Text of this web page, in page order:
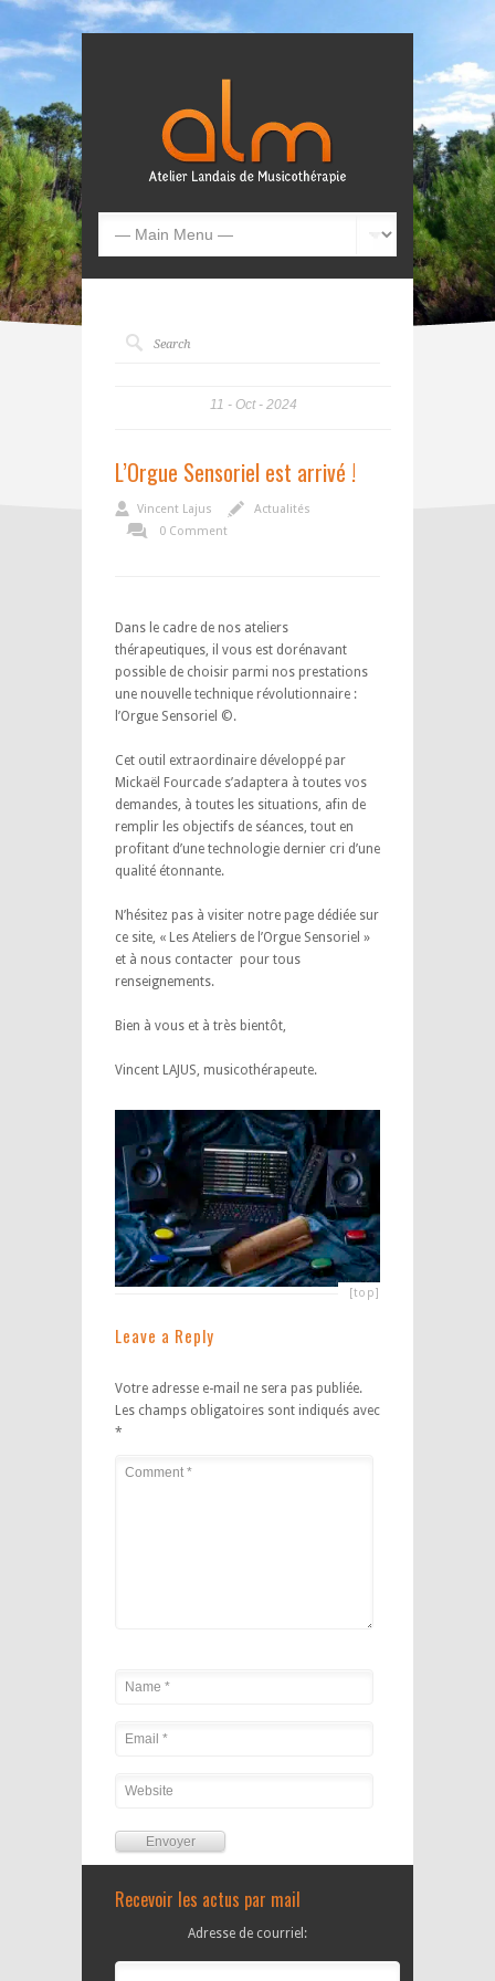
11 Oct 2024
L’Orgue Sensoriel est arrivé !
Vincent Lajus
Actualités
0 Comment
Dans le cadre de nos ateliers
thérapeutiques, il vous est dorénavant
possible de choisir parmi nos prestations
une nouvelle technique révolutionnaire :
l’Orgue Sensoriel ©.
Cet outil extraordinaire développé par
Mickaël Fourcade s’adaptera à toutes vos
demandes, à toutes les situations, afin de
remplir les objectifs de séances, tout en
profitant d’une technologie dernier cri d’une
qualité étonnante.
N’hésitez pas à visiter notre page dédiée sur
ce site, « Les Ateliers de l’Orgue Sensoriel »
et à nous contacter pour tous
renseignements.
Bien à vous et à très bientôt,
Vincent LAJUS, musicothérapeute.
[top]
Leave a Reply
Votre adresse e-mail ne sera pas publiée.
Les champs obligatoires sont indiqués avec
*
Recevoir les actus par mail
Adresse de courriel: